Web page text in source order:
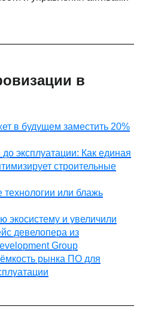
в
в будущем заместить 20%
эксплуатации: Как единая
строительные
или блажь
экосистему и увеличили
девелопера из
Group
рынка ПО для